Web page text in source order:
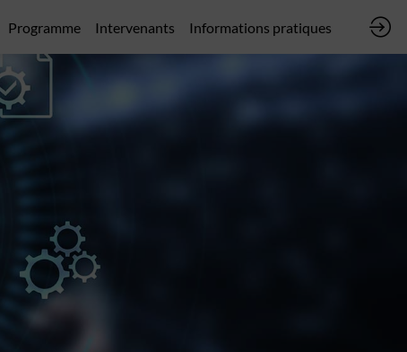
Programme Intervenants Informations pratiques